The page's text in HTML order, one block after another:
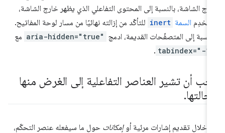
الشاشة، بالنسبة إلى المحتوى التفاعلي الذي يظهر خارج الشاشة،
السمة inert للتأكّد من إزالته نهائيًا من مسار لوحة المفاتيح.
إلى المتصفّحات القديمة، ادمج aria-hidden="true" مع
tabindex="-
.
أن تشير العناصر التفاعلية إلى الغرض منها
.
خلال تقديم إشارات مرئية أوإمكاناتحول ما سيفعله عنصر التحكّم،